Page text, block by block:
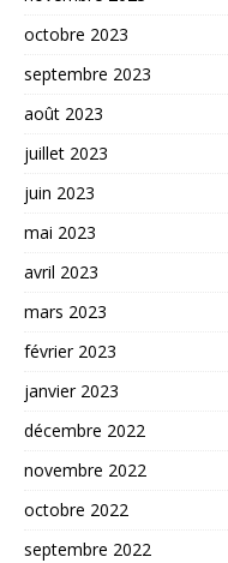
octobre 2023
septembre 2023
août 2023
juillet 2023
juin 2023
mai 2023
avril 2023
mars 2023
février 2023
janvier 2023
décembre 2022
novembre 2022
octobre 2022
septembre 2022